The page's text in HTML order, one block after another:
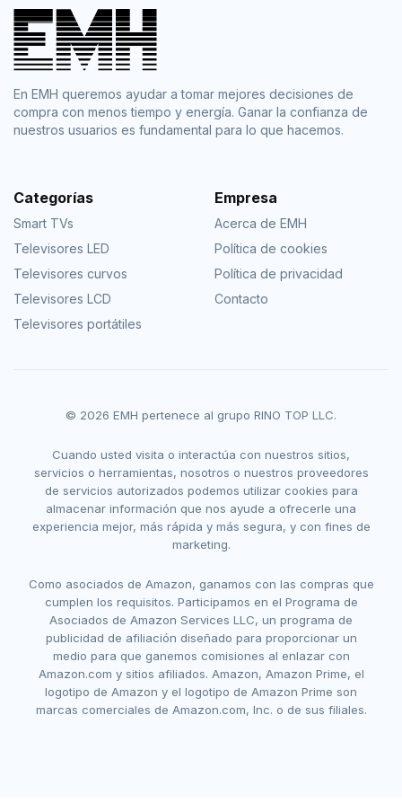
En EMH queremos ayudar a tomar mejores decisiones de
compra con menos tiempo y energía. Ganar la confianza de
nuestros usuarios es fundamental para lo que hacemos.
Categorías
Smart TVs
Televisores LED
Televisores curvos
Televisores LCD
Televisores portátiles
Empresa
Acerca de EMH
Política de cookies
Política de privacidad
Contacto
© 2026 EMH pertenece al grupo RINO TOP LLC.
Cuando usted visita o interactúa con nuestros sitios,
servicios o herramientas, nosotros o nuestros proveedores
de servicios autorizados podemos utilizar cookies para
almacenar información que nos ayude a ofrecerle una
experiencia mejor, más rápida y más segura, y con fines de
marketing.
Como asociados de Amazon, ganamos con las compras que
cumplen los requisitos. Participamos en el Programa de
Asociados de Amazon Services LLC, un programa de
publicidad de afiliación diseñado para proporcionar un
medio para que ganemos comisiones al enlazar con
Amazon.com y sitios afiliados. Amazon, Amazon Prime, el
logotipo de Amazon y el logotipo de Amazon Prime son
marcas comerciales de Amazon.com, Inc. o de sus filiales.